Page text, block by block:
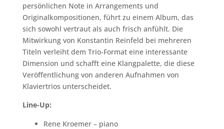
persönlichen Note in Arrangements und
Originalkompositionen, führt zu einem Album, das
sich sowohl vertraut als auch frisch anfühlt. Die
Mitwirkung von Konstantin Reinfeld bei mehreren
Titeln verleiht dem Trio-Format eine interessante
Dimension und schafft eine Klangpalette, die diese
Veröffentlichung von anderen Aufnahmen von
Klaviertrios unterscheidet.
Line-Up:
Rene Kroemer – piano